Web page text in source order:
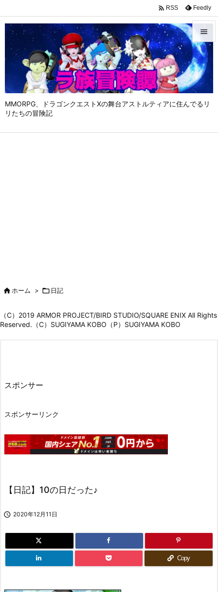
MMORPG、ドラゴンクエストⅩの舞台アストルティアに住んでるリ
リたちの冒険記


メニュ

サイド

 RSS Feedly
ホーム >  日記
（C）2019 ARMOR PROJECT/BIRD STUDIO/SQUARE ENIX All Rights
Reserved.（C）SUGIYAMA KOBO（P）SUGIYAMA KOBO
スポンサー
スポンサーリンク
【日記】10の日だった♪
 2020年12月11日
Copy